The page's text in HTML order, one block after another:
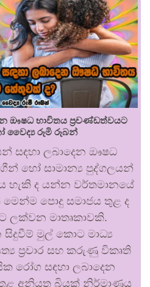
ඖෂධ භාවිතය ප්‍රචණ්ඩත්වයට
වෛද්‍ය රූමි රූබන්
සඳහා ලබාදෙන ඖෂධ
හෝ සාමාන්‍ය පුද්ගලයන්
හැකි ද යන්න වර්තමානයේ
පොදු සමාජය තුළ ද
ලක්වන මාතෘකාවකි.
මුල් කොට මාධ්‍ය
ප්‍රචාර සහ කරුණු විකෘති
රෝග සඳහා ලබාදෙන
අනියත බියක් නිර්මාණය